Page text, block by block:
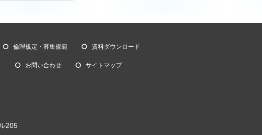
倫理規定・募集規範 資料ダウンロード
お問い合わせ サイトマップ
205